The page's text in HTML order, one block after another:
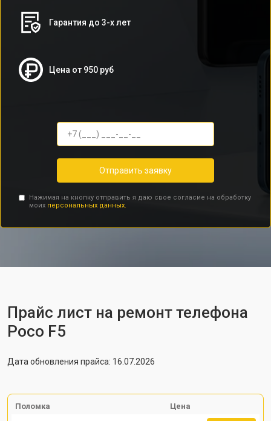
Гарантия до 3-х лет
Цена от 950 руб
Отправить заявку
Нажимая на кнопку отправить я даю свое согласие на обработку
моих персональных данных.
Прайс лист на ремонт телефона
Poco F5
Дата обновления прайса: 16.07.2026
Поломка Цена